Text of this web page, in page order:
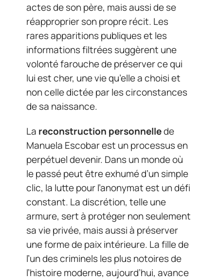
actes de son père, mais aussi de se
réapproprier son propre récit. Les
rares apparitions publiques et les
informations filtrées suggèrent une
volonté farouche de préserver ce qui
lui est cher, une vie qu’elle a choisi et
non celle dictée par les circonstances
de sa naissance.
La reconstruction personnellede
Manuela Escobar est un processus en
perpétuel devenir. Dans un monde où
le passé peut être exhumé d’un simple
clic, la lutte pour l’anonymat est un défi
constant. La discrétion, telle une
armure, sert à protéger non seulement
sa vie privée, mais aussi à préserver
une forme de paix intérieure. La fille de
l’un des criminels les plus notoires de
l’histoire moderne, aujourd’hui, avance